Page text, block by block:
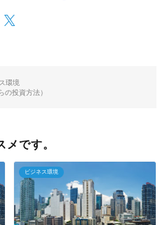
環境
の投資方法）
です。
ビジネス環境